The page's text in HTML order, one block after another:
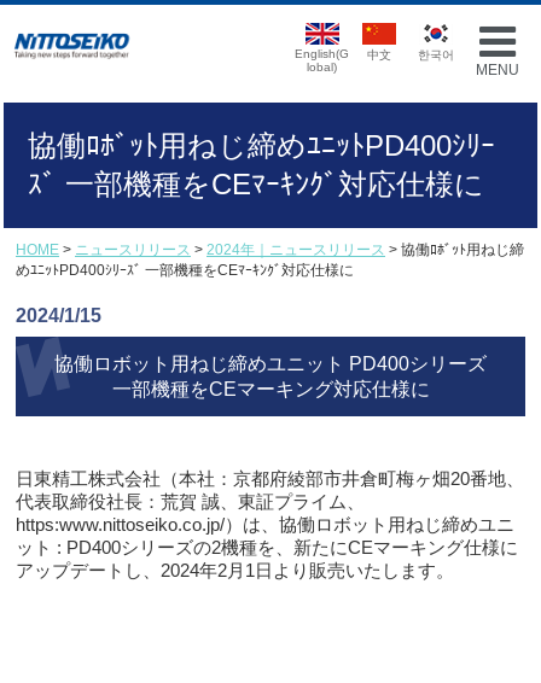
MENU
English(G
lobal)
中文 한국어
協働ﾛﾎﾞｯﾄ用ねじ締めﾕﾆｯﾄPD400ｼﾘｰ
ｽﾞ 一部機種をCEﾏｰｷﾝｸﾞ対応仕様に
HOME > ニュースリリース > 2024年｜ニュースリリース > 協働ﾛﾎﾞｯﾄ用ねじ締
めﾕﾆｯﾄPD400ｼﾘｰｽﾞ 一部機種をCEﾏｰｷﾝｸﾞ対応仕様に
2024/1/15
協働ロボット用ねじ締めユニット PD400シリーズ
一部機種をCEマーキング対応仕様に
日東精工株式会社（本社：京都府綾部市井倉町梅ヶ畑20番地、
代表取締役社長：荒賀 誠、東証プライム、
https:www.nittoseiko.co.jp/）は、協働ロボット用ねじ締めユニ
ット : PD400シリーズの2機種を、新たにCEマーキング仕様に
アップデートし、2024年2月1日より販売いたします。